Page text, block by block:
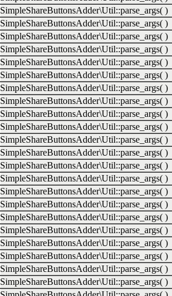
SimpleShareButtonsAdder\Util::parse_args( )
SimpleShareButtonsAdder\Util::parse_args( )
SimpleShareButtonsAdder\Util::parse_args( )
SimpleShareButtonsAdder\Util::parse_args( )
SimpleShareButtonsAdder\Util::parse_args( )
SimpleShareButtonsAdder\Util::parse_args( )
SimpleShareButtonsAdder\Util::parse_args( )
SimpleShareButtonsAdder\Util::parse_args( )
SimpleShareButtonsAdder\Util::parse_args( )
SimpleShareButtonsAdder\Util::parse_args( )
SimpleShareButtonsAdder\Util::parse_args( )
SimpleShareButtonsAdder\Util::parse_args( )
SimpleShareButtonsAdder\Util::parse_args( )
SimpleShareButtonsAdder\Util::parse_args( )
SimpleShareButtonsAdder\Util::parse_args( )
SimpleShareButtonsAdder\Util::parse_args( )
SimpleShareButtonsAdder\Util::parse_args( )
SimpleShareButtonsAdder\Util::parse_args( )
SimpleShareButtonsAdder\Util::parse_args( )
SimpleShareButtonsAdder\Util::parse_args( )
SimpleShareButtonsAdder\Util::parse_args( )
SimpleShareButtonsAdder\Util::parse_args( )